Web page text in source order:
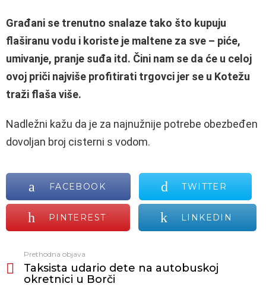
Građani se trenutno snalaze tako što kupuju
flaširanu vodu i koriste je maltene za sve – piće,
umivanje, pranje suđa itd. Čini nam se da će u celoj
ovoj priči najviše profitirati trgovci jer se u Kotežu
traži flaša više.
Nadležni kažu da je za najnužnije potrebe obezbeđen
dovoljan broj cisterni s vodom.
FACEBOOK TWITTER
PINTEREST LINKEDIN
još
Prethodna objava
Taksista udario dete na autobuskoj
okretnici u Borči